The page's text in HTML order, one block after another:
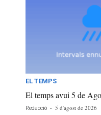
EL TEMPS
El temps avui 5 de
Redacció - 5 d'agost de 2026